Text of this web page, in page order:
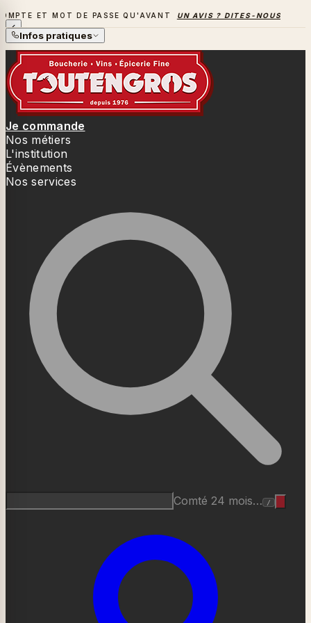
DE PASSE QU'AVANT UN AVIS ? DITES-NOUS TOUT →
LA SAISON DES BARBECUES BAT SON PLEIN
Infos pratiques
Je commande
Nos métiers
L'institution
Évènements
Nos services
Comté 24 mois… /